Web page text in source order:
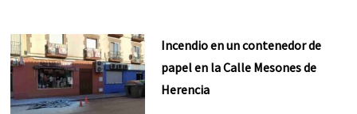
Incendio en un contenedor de
papel en la Calle Mesones de
Herencia